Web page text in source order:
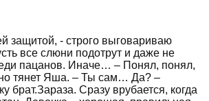
защитой, - строго выговариваю
все слюни подотрут и даже не
пацанов. Иначе… – Понял, понял,
тянет Яша. – Ты сам… Да? –
брат.Зараза. Сразу врубается, когда